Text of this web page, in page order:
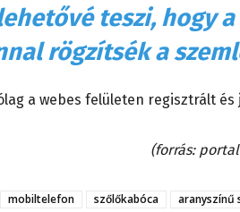
teszi, hogy
rögzítsék a
a webes felületen regisztrált
(forrás:
mobiltelefon szőlőkabóca aranyszínű